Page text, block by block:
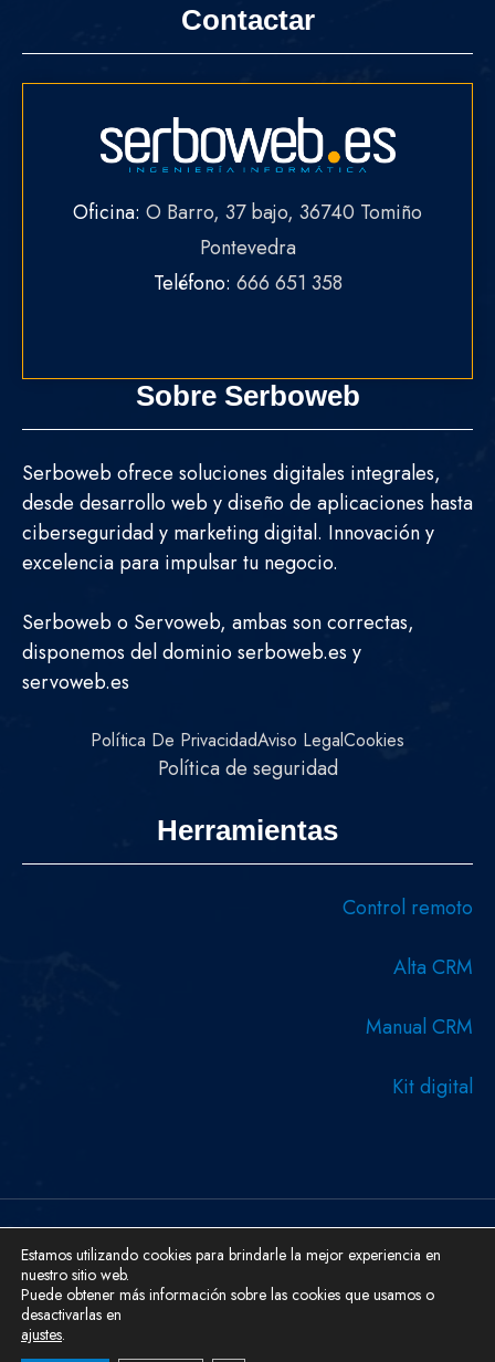
Sobre Serboweb
Serboweb ofrece soluciones digitales integrales,
desde desarrollo web y diseño de aplicaciones hasta
ciberseguridad y marketing digital. Innovación y
excelencia para impulsar tu negocio.
Serboweb o Servoweb, ambas son correctas,
disponemos del dominio serboweb.es y
servoweb.es
Política De PrivacidadAviso LegalCookies
Política de seguridad
Contactar
Oficina: O Barro, 37 bajo, 36740 Tomiño
Pontevedra
Teléfono: 666 651 358
Herramientas
Control remoto
Alta CRM
Manual CRM
Kit digital
Copyright © 2026 Diseñado y desarrollado por Serboweb
Ingeniería Informática.
Aviso Legal
Política De Privacidad
Estamos utilizando cookies para brindarle la mejor experiencia en
nuestro sitio web.
Puede obtener más información sobre las cookies que usamos o
desactivarlas en
ajustes.